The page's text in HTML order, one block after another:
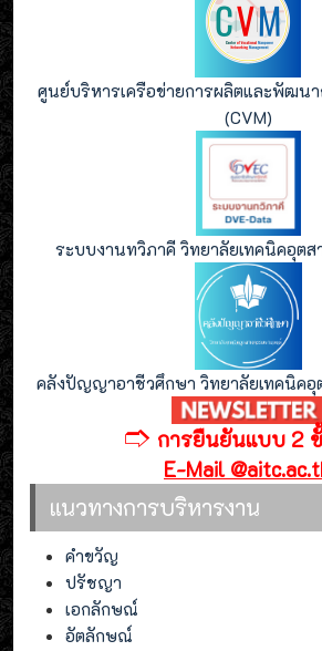
ศูนย์บริหารเครือข่ายการผลิตและพัฒน
(CVM)
ระบบงานทวิภาคี วิทยาลัยเทคนิคอุต
คลังปัญญาอาชีวศึกษา วิทยาลัยเทคนิค
🢣 การยืนยันแบบ 2
E-Mail
แนวทางการบริหารงาน
คำขวัญ
ปรัชญา
เอกลักษณ์
อัตลักษณ์